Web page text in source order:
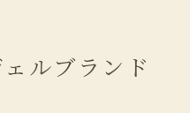
ルブランド